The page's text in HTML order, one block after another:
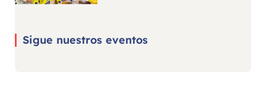
Sigue nuestros eventos